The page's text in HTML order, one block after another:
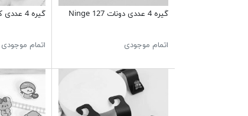
گیره 4 عددی دونات Ninge 127
اتمام موجودی
گیره 4 عددی کروسان Ninge 125
اتمام موجودی